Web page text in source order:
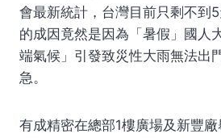
會最新統計，台灣目前只剩不到
的成因竟然是因為「暑假」國人
端氣候」引發致災性大雨無法出
急。
有成精密在總部1樓廣場及新豐廠